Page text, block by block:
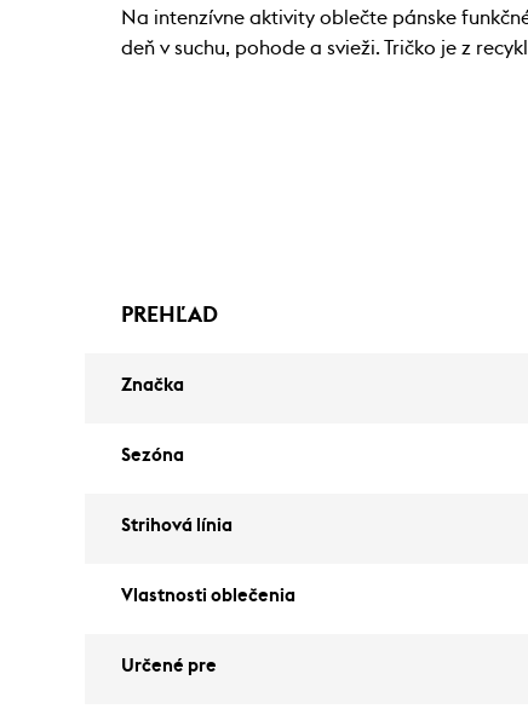
Na intenzívne aktivity oblečte pánske
deň v suchu, pohode a svieži. Tričko je z
PREHĽAD
Značka
Sezóna
Strihová línia
Vlastnosti oblečenia
Určené pre